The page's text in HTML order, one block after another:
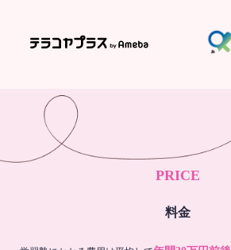
PRICE
料金